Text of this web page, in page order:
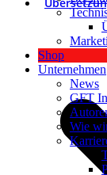
Shop
Unternehmen
News
GFT
Wie